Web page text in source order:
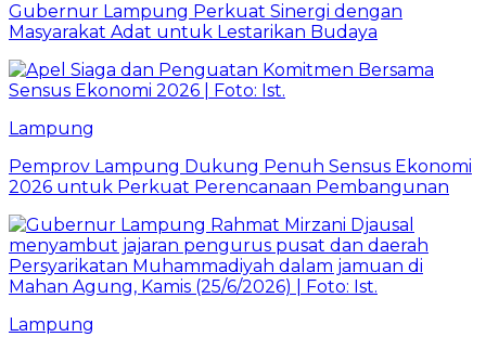
Gubernur Lampung Perkuat Sinergi dengan
Masyarakat Adat untuk Lestarikan Budaya
Lampung
Pemprov Lampung Dukung Penuh Sensus Ekonomi
2026 untuk Perkuat Perencanaan Pembangunan
Lampung